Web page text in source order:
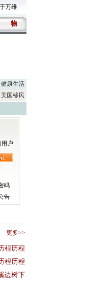
万维
物
健康生活
美国移民
用户
码
告
更多>>
程历程
程历程
边树下